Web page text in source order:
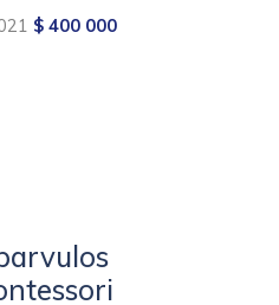
$ 400 000